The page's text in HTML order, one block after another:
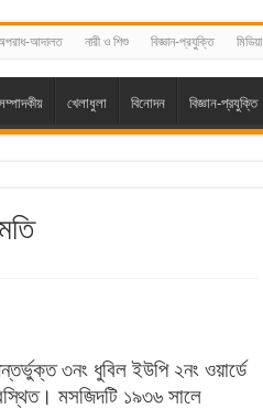
আদালত নারী ও শিশু বিজ্ঞান-প্রযুক্তি মিডিয়া
খেলাধুলা বিনোদন বিজ্ঞান-প্রযুক্তি
৩নং ধুবিল ইউপি ২নং ওয়ার্ডে
মসজিদটি ১৯৩৬ সালে